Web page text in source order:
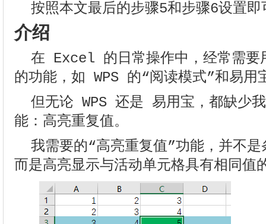
按照本文最后的步骤5和步骤6设置即
介绍
在 Excel 的日常操作中，经常需要
的功能，如 WPS 的“阅读模式”和易用
但无论 WPS 还是 易用宝，都缺少
能：高亮重复值。
我需要的“高亮重复值”功能，并不
而是高亮显示与活动单元格具有相同值